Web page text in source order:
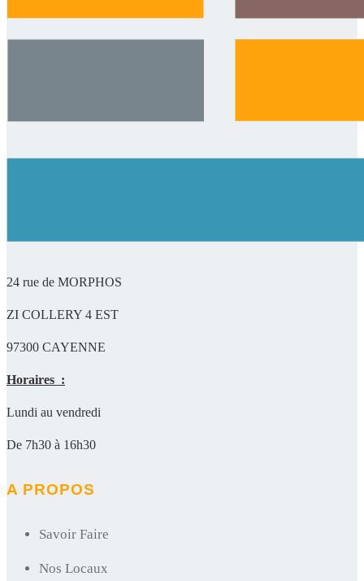
24 rue de MORPHOS
ZI COLLERY 4 EST
97300 CAYENNE
Horaires :
Lundi au vendredi
De 7h30 à 16h30
A PROPOS
Savoir Faire
Nos Locaux